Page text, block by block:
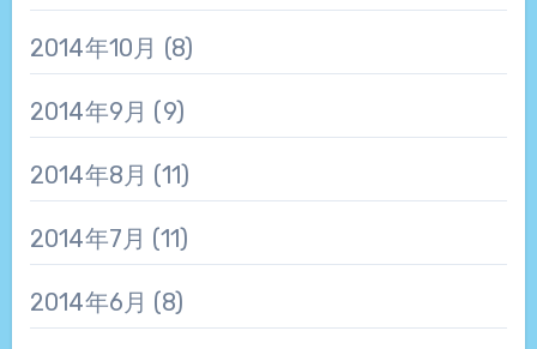
2014年10月 (8)
2014年9月 (9)
2014年8月 (11)
2014年7月 (11)
2014年6月 (8)